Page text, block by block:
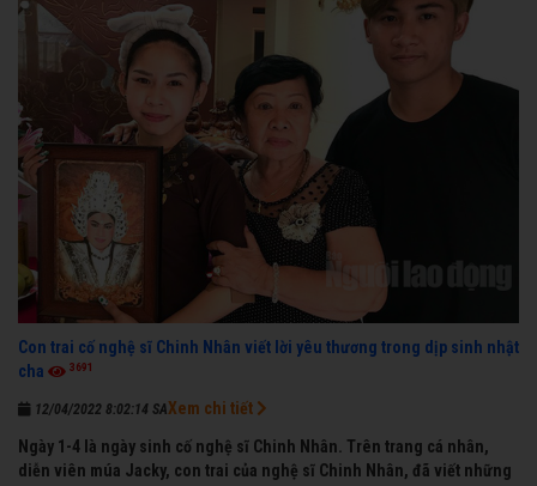
Con trai cố nghệ sĩ Chinh Nhân viết lời yêu thương trong dịp sinh nhật
cha
3691
12/04/2022 8:02:14 SA
Ngày 1-4 là ngày sinh cố nghệ sĩ Chinh Nhân. Trên trang cá nhân,
diễn viên múa Jacky, con trai của nghệ sĩ Chinh Nhân, đã viết những
Xem chi tiết